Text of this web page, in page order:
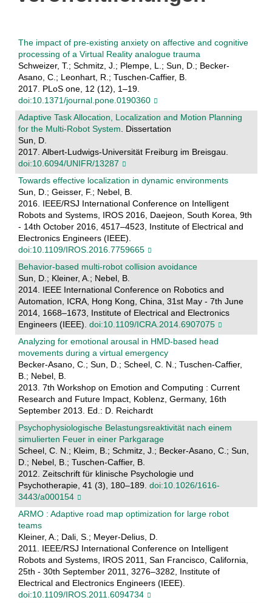
The impact of pre-existing anxiety on affective and cognitive
processing of a Virtual Reality analogue trauma
Schweizer, T.; Schmitz, J.; Plempe, L.; Sun, D.; Becker-
Asano, C.; Leonhart, R.; Tuschen-Caffier, B.
2017. PLoS one, 12 (12), 1–19.
doi:10.1371/journal.pone.0190360
Adaptive Task Allocation, Localization and Motion Planning
for the Multi-Robot System. Dissertation
Sun, D.
2017. Albert-Ludwigs-Universität Freiburg im Breisgau.
doi:10.6094/UNIFR/13287
Towards effective localization in dynamic environments
Sun, D.; Geisser, F.; Nebel, B.
2016. IEEE/RSJ International Conference on Intelligent
Robots and Systems, IROS 2016, Daejeon, South Korea, 9th
- 14th October 2016, 4517–4523, Institute of Electrical and
Electronics Engineers (IEEE).
doi:10.1109/IROS.2016.7759665
Behavior-based multi-robot collision avoidance
Sun, D.; Kleiner, A.; Nebel, B.
2014. IEEE International Conference on Robotics and
Automation, ICRA, Hong Kong, China, 31st May - 7th June
2014, 1668–1673, Institute of Electrical and Electronics
Engineers (IEEE). doi:10.1109/ICRA.2014.6907075
Analyzing for emotional arousal in HMD-based head
movements during a virtual emergency
Becker-Asano, C.; Sun, D.; Scheel, C. N.; Tuschen-Caffier,
B.; Nebel, B.
2013. 7th Workshop on Emotion and Computing : Current
Research and Future Impact, Koblenz, Germany, 16th
September 2013. Ed.: D. Reichardt
Psychophysiologische Belastungsreaktivität nach einem
simulierten Feuer in einer Parkgarage
Scheel, C. N.; Kleim, B.; Schmitz, J.; Becker-Asano, C.; Sun,
D.; Nebel, B.; Tuschen-Caffier, B.
2012. Zeitschrift für klinische Psychologie und
Psychotherapie, 41 (3), 180–189. doi:10.1026/1616-
3443/a000154
ARMO : Adaptive road map optimization for large robot
teams
Kleiner, A.; Dali, S.; Meyer-Delius, D.
2011. IEEE/RSJ International Conference on Intelligent
Robots and Systems, IROS 2011, San Francisco, California,
25th - 30th September 2011, 3276–3282, Institute of
Electrical and Electronics Engineers (IEEE).
doi:10.1109/IROS.2011.6094734